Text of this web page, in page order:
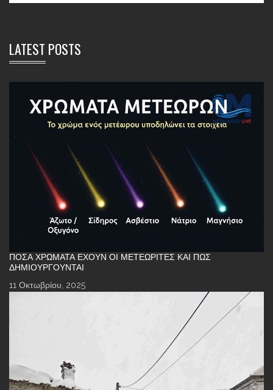
LATEST POSTS
ΠΌΣΑ ΧΡΏΜΑΤΑ ΈΧΟΥΝ ΟΙ ΜΕΤΕΩΡΊΤΕΣ ΚΑΙ ΠΏΣ
ΔΗΜΙΟΥΡΓΟΎΝΤΑΙ
11 Οκτωβρίου, 2025